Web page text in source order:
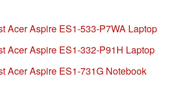
Acer Aspire ES1-533-P7WA Laptop
Acer Aspire ES1-332-P91H Laptop
Acer Aspire ES1-731G Notebook